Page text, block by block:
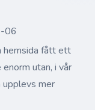
06
hemsida fått ett
utan, i vår
upplevs mer